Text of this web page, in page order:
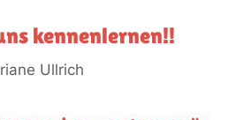
kennenlernen!!​
Ullrich